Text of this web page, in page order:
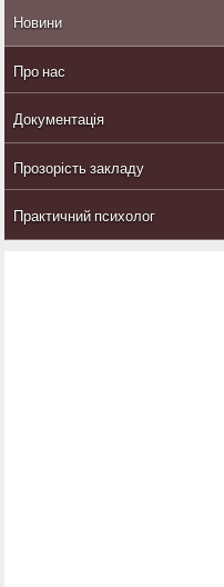
Новини
Про нас
Документація
Прозорість закладу
Практичний психолог